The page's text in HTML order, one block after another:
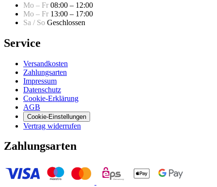
Mo – Fr 08:00 – 12:00
Mo – Fr 13:00 – 17:00
Sa / So Geschlossen
Service
Versandkosten
Zahlungsarten
Impressum
Datenschutz
Cookie-Erklärung
AGB
Cookie-Einstellungen
Vertrag widerrufen
Zahlungsarten